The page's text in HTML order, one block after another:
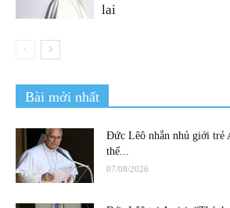
lai
Bài mới nhất
Đức Lêô nhắn nhủ giới trẻ
thế...
07/08/2026